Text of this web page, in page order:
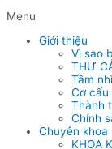
Menu
Giới thiệu
Vì sao
THƯ
Tầm
Cơ
Thành
Chính
Chuyên khoa
KHOA